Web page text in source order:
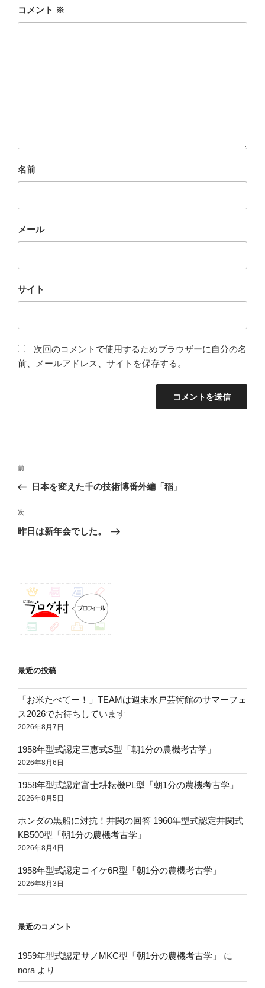
コメント ※
名前
メール
サイト
次回のコメントで使用するためブラウザーに自分の名
前、メールアドレス、サイトを保存する。
投
ナ
ビ
ゲ
ン
前
の
稿
前
日本を変えた千の技術博番外編「稲」
次
の
次
昨日は新年会でした。
最近の投稿
「お米たべてー！」TEAMは週末水戸芸術館のサマーフェ
ス2026でお待ちしています
2026年8月7日
1958年型式認定三恵式S型「朝1分の農機考古学」
2026年8月6日
1958年型式認定富士耕耘機PL型「朝1分の農機考古学」
2026年8月5日
ホンダの黒船に対抗！井関の回答 1960年型式認定井関式
KB500型「朝1分の農機考古学」
2026年8月4日
1958年型式認定コイケ6R型「朝1分の農機考古学」
2026年8月3日
最近のコメント
1959年型式認定サノMKC型「朝1分の農機考古学」
に
nora より